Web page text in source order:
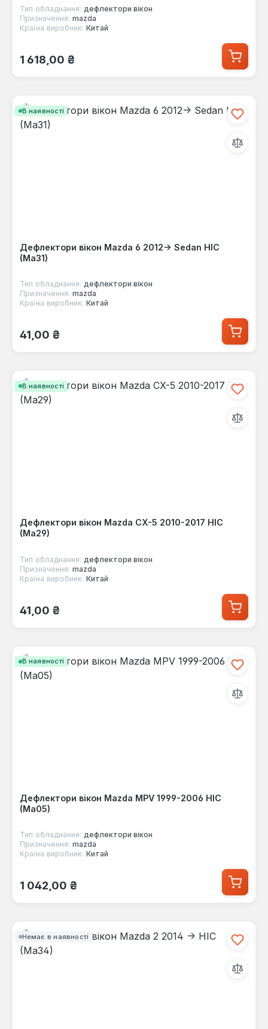
Тип обладнання: дефлектори вікон
Призначення: mazda
Країна виробник: Китай
Звичайна ціна:
1 618,00 ₴
В наявності
Дефлектори вікон Mazda 6 2012-> Sedan HIC
(Ma31)
Тип обладнання: дефлектори вікон
Призначення: mazda
Країна виробник: Китай
Звичайна ціна:
41,00 ₴
В наявності
Дефлектори вікон Mazda CX-5 2010-2017 HIC
(Ma29)
Тип обладнання: дефлектори вікон
Призначення: mazda
Країна виробник: Китай
Звичайна ціна:
41,00 ₴
В наявності
Дефлектори вікон Mazda MPV 1999-2006 HIC
(Ma05)
Тип обладнання: дефлектори вікон
Призначення: mazda
Країна виробник: Китай
Звичайна ціна:
1 042,00 ₴
Немає в наявності